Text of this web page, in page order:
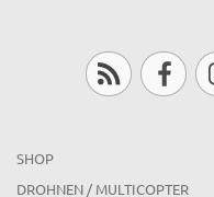
SHOP
DROHNEN / MULTICOPTER